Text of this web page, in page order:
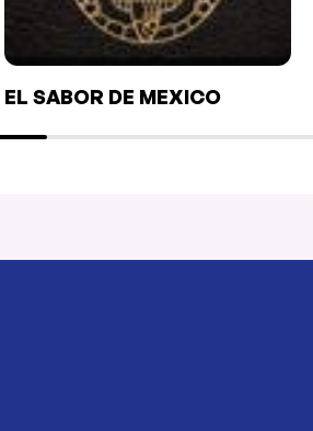
EL SABOR DE MEXICO